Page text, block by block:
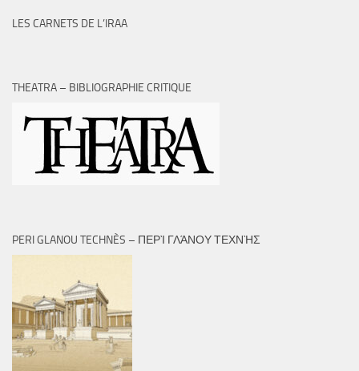
LES CARNETS DE L’IRAA
THEATRA – BIBLIOGRAPHIE CRITIQUE
PERI GLANOU TECHNÈS – ΠΕΡῚ ΓΛΆΝΟΥ ΤΕΧΝῊΣ